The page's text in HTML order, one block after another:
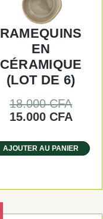
RAMEQUINS
EN
CÉRAMIQUE
(LOT DE 6)
18.000CFA
15.000 CFA
AJOUTER AU PANIER